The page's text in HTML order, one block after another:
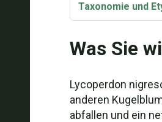
Taxonomie und
Was Sie
Lycoperdon
anderen
abfallen und ein